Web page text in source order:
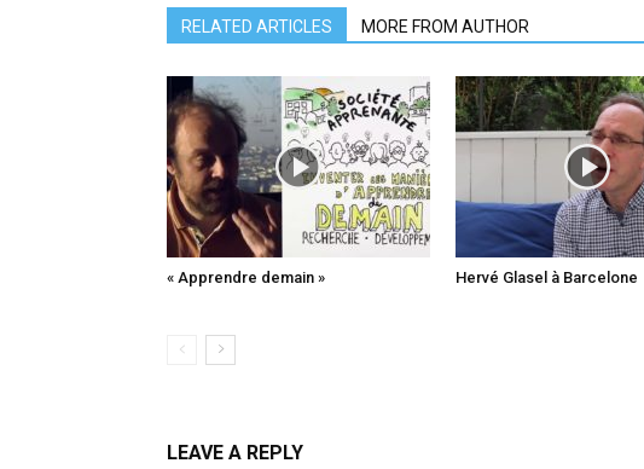
RELATED ARTICLES MORE FROM AUTHOR
« Apprendre demain » Hervé Glasel à Barcelone
LEAVE A REPLY